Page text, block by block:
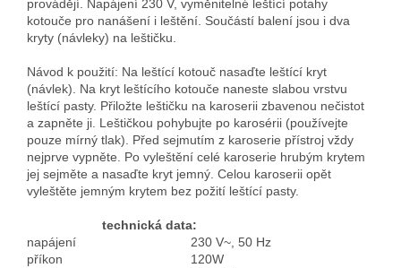
provádějí. Napájení 230 V, vyměnitelné leštící potahy
kotouče pro nanášení i leštění. Součástí balení jsou i dva
kryty (návleky) na leštičku.
Návod k použití: Na leštící kotouč nasaďte leštící kryt
(návlek). Na kryt leštícího kotouče naneste slabou vrstvu
leštící pasty. Přiložte leštičku na karoserii zbavenou nečistot
a zapněte ji. Leštičkou pohybujte po karosérii (používejte
pouze mírný tlak). Před sejmutím z karoserie přístroj vždy
nejprve vypněte. Po vyleštění celé karoserie hrubým krytem
jej sejměte a nasaďte kryt jemný. Celou karoserii opět
vyleštěte jemným krytem bez požití leštící pasty.
technická data:
napájení
230 V~, 50 Hz
příkon
120W